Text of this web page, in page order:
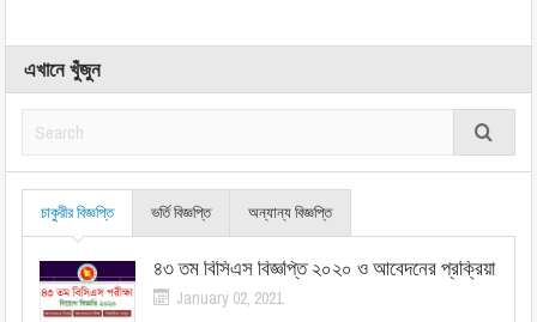
এখানে খুঁজুন
চাকুরীর বিজ্ঞপ্তি ভর্তি বিজ্ঞপ্তি অন্যান্য বিজ্ঞপ্তি
৪৩ তম বিসিএস বিজ্ঞপ্তি ২০২০ ও আবেদনের প্রক্রিয়া
January 02, 2021